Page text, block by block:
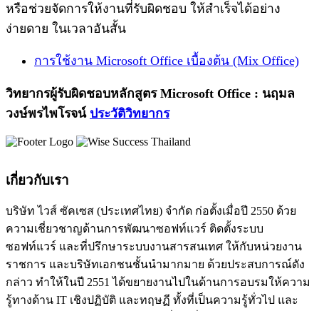
หรือช่วยจัดการให้งานที่รับผิดชอบ ให้สำเร็จได้อย่าง
ง่ายดาย ในเวลาอันสั้น
การใช้งาน Microsoft Office เบื้องต้น (Mix Office)
วิทยากรผู้รับผิดชอบหลักสูตร Microsoft Office : นฤมล
วงษ์พรไพโรจน์ ประวัติวิทยากร
เกี่ยวกับเรา
บริษัท ไวส์ ซัคเซส (ประเทศไทย) จำกัด ก่อตั้งเมื่อปี 2550 ด้วย
ความเชี่ยวชาญด้านการพัฒนาซอฟท์แวร์ ติดตั้งระบบ
ซอฟท์แวร์ และที่ปรึกษาระบบงานสารสนเทศ ให้กับหน่วยงาน
ราชการ และบริษัทเอกชนชั้นนำมากมาย ด้วยประสบการณ์ดัง
กล่าว ทำให้ในปี 2551 ได้ขยายงานไปในด้านการอบรมให้ความ
รู้ทางด้าน IT เชิงปฏิบัติ และทฤษฏี ทั้งที่เป็นความรู้ทั่วไป และ